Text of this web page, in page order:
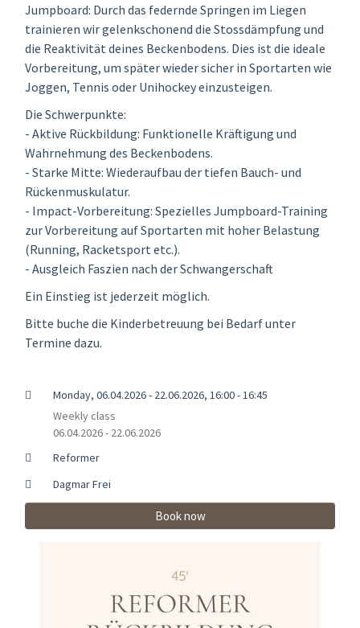
Jumpboard: Durch das federnde Springen im Liegen
trainieren wir gelenkschonend die Stossdämpfung und
die Reaktivität deines Beckenbodens. Dies ist die ideale
Vorbereitung, um später wieder sicher in Sportarten wie
Joggen, Tennis oder Unihockey einzusteigen.
Die Schwerpunkte:
- Aktive Rückbildung: Funktionelle Kräftigung und
Wahrnehmung des Beckenbodens.
- Starke Mitte: Wiederaufbau der tiefen Bauch- und
Rückenmuskulatur.
- Impact-Vorbereitung: Spezielles Jumpboard-Training
zur Vorbereitung auf Sportarten mit hoher Belastung
(Running, Racketsport etc.).
- Ausgleich Faszien nach der Schwangerschaft
Ein Einstieg ist jederzeit möglich.
Bitte buche die Kinderbetreuung bei Bedarf unter
Termine dazu.
Monday, 06.04.2026 - 22.06.2026, 16:00 - 16:45
Weekly class
06.04.2026 - 22.06.2026
Reformer
Dagmar Frei
Book now